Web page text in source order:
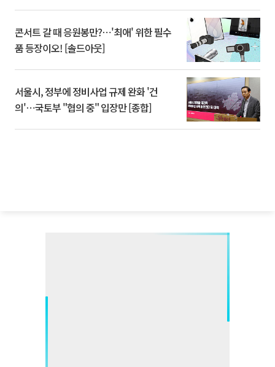
콘서트 갈 때 응원봉만?⋯'최애' 위한 필수
품 등장이오! [솔드아웃]
서울시, 정부에 정비사업 규제 완화 '건
의'⋯국토부 "협의 중" 입장만 [종합]